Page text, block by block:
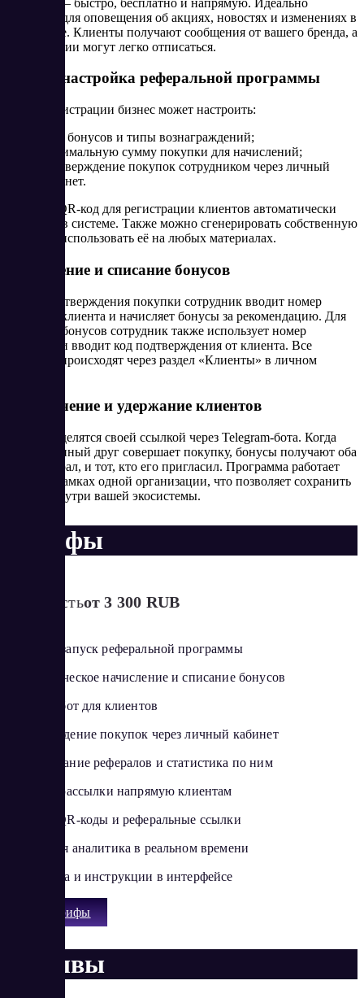
подходит для оповещения об акциях, новостях и изменениях в
программе. Клиенты получают сообщения от вашего бренда, а
при желании могут легко отписаться.
Гибкая настройка реферальной программы
После регистрации бизнес может настроить:
курс бонусов и типы вознаграждений;
минимальную сумму покупки для начислений;
подтверждение покупок сотрудником через личный
кабинет.
Готовый QR-код для регистрации клиентов автоматически
создаётся в системе. Также можно сгенерировать собственную
ссылку и использовать её на любых материалах.
Начисление и списание бонусов
После подтверждения покупки сотрудник вводит номер
телефона клиента и начисляет бонусы за рекомендацию. Для
списания бонусов сотрудник также использует номер
телефона и вводит код подтверждения от клиента. Все
действия происходят через раздел «Клиенты» в личном
Привлечение и удержание клиентов
Клиенты делятся своей ссылкой через Telegram-бота. Когда
приглашённый друг совершает покупку, бонусы получают оба
— и реферал, и тот, кто его пригласил. Программа работает
только в рамках одной организации, что позволяет сохранить
бонусы внутри вашей экосистемы.
Тарифы
Стоимостьот 3 300 RUB
Быстрый запуск реферальной программы
Автоматическое начисление и списание бонусов
Telegram-бот для клиентов
Подтверждение покупок через личный кабинет
Отслеживание рефералов и статистика по ним
Telegram-рассылки напрямую клиентам
Готовые QR-коды и реферальные ссылки
Подробная аналитика в реальном времени
Поддержка и инструкции в интерфейсе
Все тарифы
Отзывы